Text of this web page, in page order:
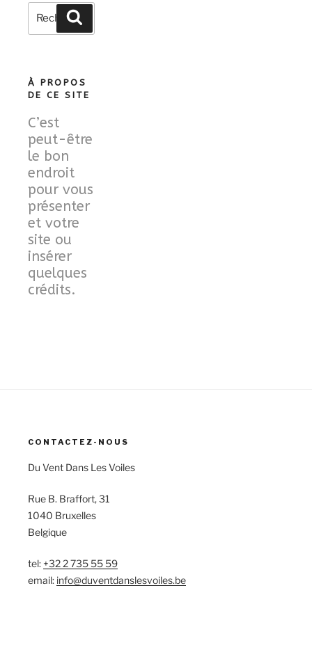
Recherche
pour
À PROPOS
DE CE SITE
C’est
peut-être
le bon
endroit
pour vous
présenter
et votre
site ou
insérer
quelques
crédits.
CONTACTEZ-NOUS
Du Vent Dans Les Voiles
Rue B. Braffort, 31
1040 Bruxelles
Belgique
tel: +32 2 735 55 59
email: info@duventdanslesvoiles.be